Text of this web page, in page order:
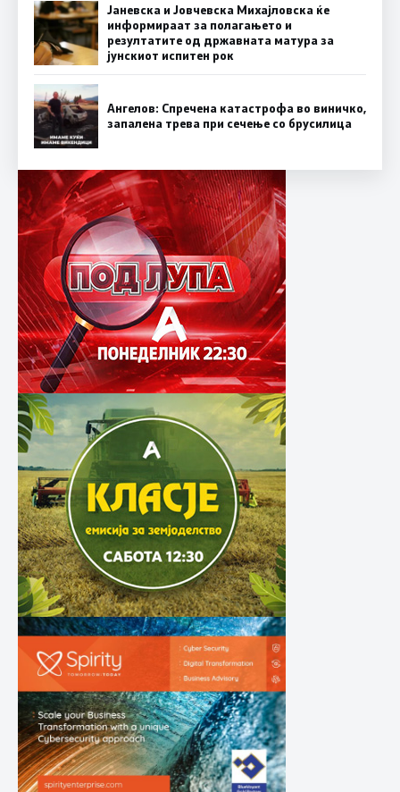
Јаневска и Јовчевска Михајловска ќе
информираат за полагањето и
резултатите од државната матура за
јунскиот испитен рок
Ангелов: Спречена катастрофа во виничко,
запалена трева при сечење со брусилица